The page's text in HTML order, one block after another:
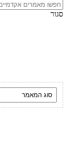
סגור